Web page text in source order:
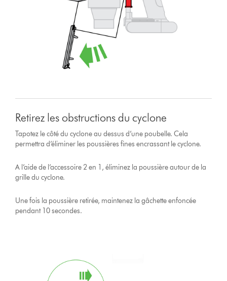
Retirez les obstructions du cyclone
Tapotez le côté du cyclone au dessus d’une poubelle. Cela
permettra d’éliminer les poussières fines encrassant le cyclone.
A l’aide de l’accessoire 2 en 1, éliminez la poussière autour de la
grille du cyclone.
Une fois la poussière retirée, maintenez la gâchette enfoncée
pendant 10 secondes.